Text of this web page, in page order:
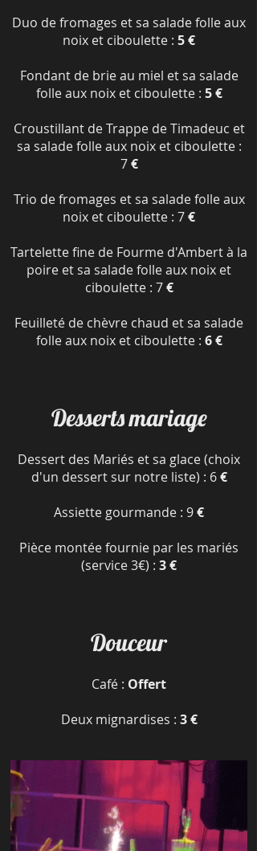
Duo de fromages et sa salade folle aux
noix et ciboulette : 5 €
Fondant de brie au miel et sa salade
folle aux noix et ciboulette : 5 €
Croustillant de Trappe de Timadeuc et
sa salade folle aux noix et ciboulette :
7€
Trio de fromages et sa salade folle aux
noix et ciboulette : 7€
Tartelette fine de Fourme d'Ambert à la
poire et sa salade folle aux noix et
ciboulette : 7€
Feuilleté de chèvre chaud et sa salade
folle aux noix et ciboulette : 6 €
Desserts mariage
Dessert des Mariés et sa glace (choix
d'un dessert sur notre liste) : 6€
Assiette gourmande : 9€
Pièce montée fournie par les mariés
(service 3€) : 3 €
Douceur
Café : Offert
Deux mignardises : 3 €